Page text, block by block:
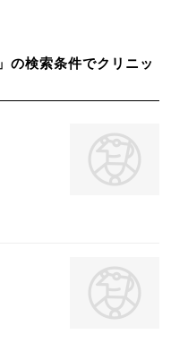
」の検索条件でクリニッ